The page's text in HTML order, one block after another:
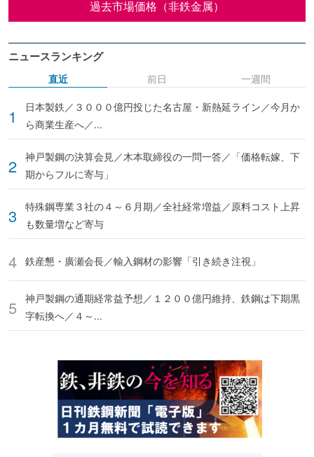
過去市場価格（非鉄金属）
ニュースランキング
直近
日本製鉄／３０００億円投じた名古屋・新熱延ライン／今月か
ら商業生産へ／...
神戸製鋼の決算会見／木本取締役の一問一答／「価格転嫁、下
期からフルに寄与」
特殊鋼専業３社の４～６月期／全社経常増益／原料コスト上昇
も数量増など寄与
鉄産懇・廣瀬会長／輸入鋼材の影響「引き続き注視」
神戸製鋼の通期経常益予想／１２００億円維持、鉄鋼は下期黒
字転換へ／４～...
前日 一週間